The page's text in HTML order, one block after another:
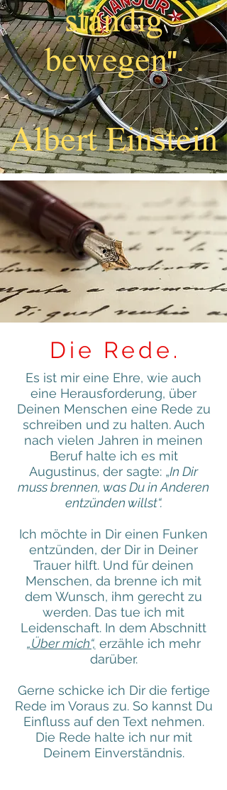
ständig
bewegen".
Albert Einstein
Die Rede .
Es ist mir eine Ehre, wie auch
eine Herausforderung, über
Deinen Menschen eine Rede zu
schreiben und zu halten. Auch
nach vielen Jahren in meinen
Beruf halte ich es mit
Augustinus, der sagte: „In Dir
muss brennen, was Du in Anderen
entzünden willst“.
Ich möchte in Dir einen Funken
entzünden, der Dir in Deiner
Trauer hilft. Und für deinen
Menschen, da brenne ich mit
dem Wunsch, ihm gerecht zu
werden. Das tue ich mit
Leidenschaft. In dem Abschnitt
„Über mich“, erzähle ich mehr
darüber.
Gerne schicke ich Dir die fertige
Rede im Voraus zu. So kannst Du
Einfluss auf den Text nehmen.
Die Rede halte ich nur mit
Deinem Einverständnis.